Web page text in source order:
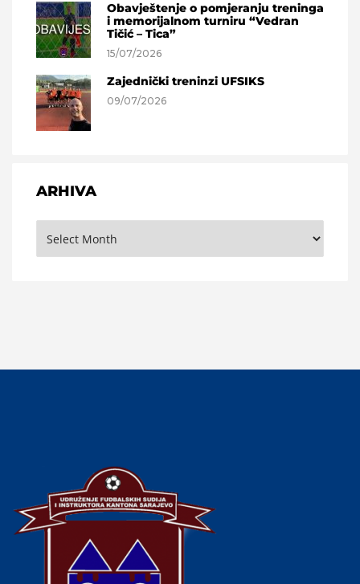
Obavještenje o pomjeranju treninga
i memorijalnom turniru “Vedran
Tičić – Tica”
15/07/2026
Zajednički treninzi UFSIKS
09/07/2026
ARHIVA